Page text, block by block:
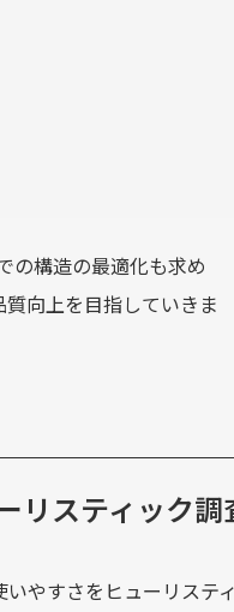
の構造の最適化も求め
向上を目指していきま
リスティック調
いやすさをヒューリステ